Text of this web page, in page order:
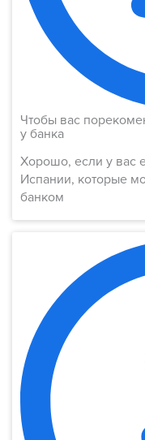
Чтобы вас
у банка​
Хорошо, если у вас
Испании, которые
банком